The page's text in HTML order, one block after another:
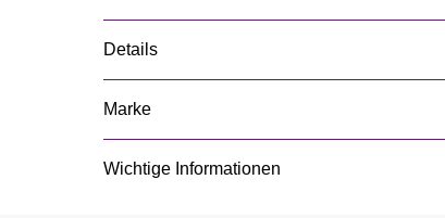
Details
Marke
Wichtige Informationen